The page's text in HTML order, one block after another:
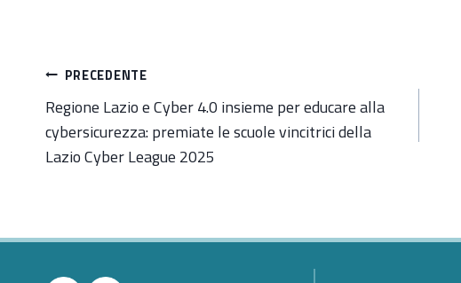
Navigazione
articoli
PRECEDENTE
Regione Lazio e Cyber 4.0 insieme per educare alla
cybersicurezza: premiate le scuole vincitrici della
Lazio Cyber League 2025